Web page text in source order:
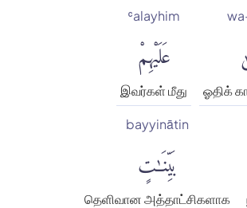
ஓதிக்
ʿalayhim
عَلَيْهِمْ
இவர்கள் மீது
bayyinātin
بَيِّنَٰتٍ
தெளிவான அத்தாட்சிகளாக